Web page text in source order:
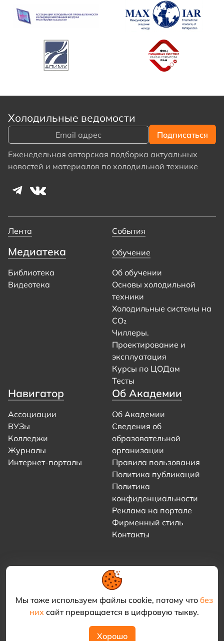
Мы тоже используем файлы cookie, потому что без
нихсайт превращается в цифровую тыкву.
Хорошо
Холодильные ведомости
Еженедельная авторская подборка актуальных
новостей и материалов по холодильной технике
Лента События
Медиатека
Библиотека
Видеотека
Обучение
Об обучении
Основы холодильной
техники
Холодильные системы на
CO₂
Чиллеры.
Проектирование и
эксплуатация
Курсы по ЦОДам
Тесты
Навигатор
Ассоциации
ВУЗы
Колледжи
Журналы
Интернет-порталы
Об Академии
Об Академии
Сведения об
образовательной
организации
Правила пользования
Политика публикаций
Политика
конфиденциальности
Реклама на портале
Фирменный стиль
Контакты
© 2021–2026 «Академия КриоФрост»